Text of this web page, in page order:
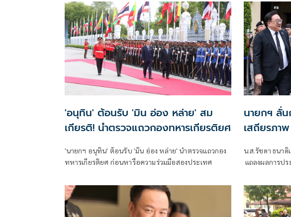
อบจ.ใหม่)
'อนุทิน' ต้อนรับ 'มิน อ่อง หล่าย' สม
เกียรติ! นำตรวจแถวกองทหารเกียรติยศ
'นายกฯ อนุทิน' ต้อนรับ 'มิน อ่อง หล่าย' นำตรวจแถวกอง
ทหารเกียรติยศ ก่อนหารือความร่วมมือสองประเทศ
นายกฯ ลั่
เสถียรภา
น.ส.รัชดา ธนา
แถลงผลการป
ทราบคำตอบจ
รัฐบาลนี้มีเสถีย